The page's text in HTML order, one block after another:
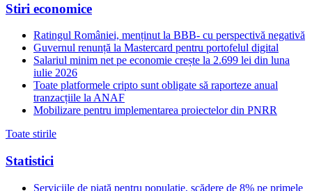
Stiri economice
Ratingul României, menținut la BBB- cu perspectivă negativă
Guvernul renunță la Mastercard pentru portofelul digital
Salariul minim net pe economie crește la 2.699 lei din luna
iulie 2026
Toate platformele cripto sunt obligate să raporteze anual
tranzacțiile la ANAF
Mobilizare pentru implementarea proiectelor din PNRR
Toate stirile
Statistici
Serviciile de piață pentru populație, scădere de 8% pe primele